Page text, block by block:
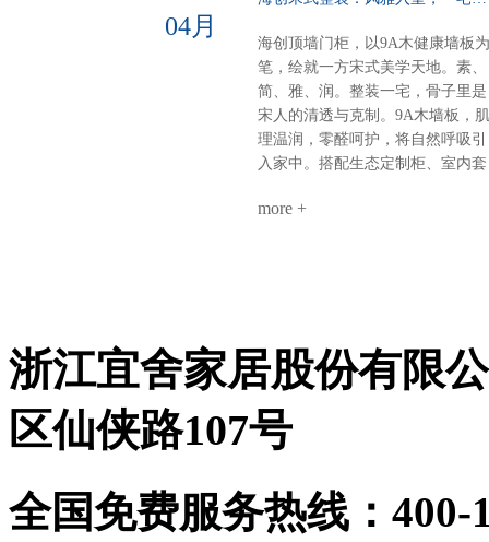
间 × 开放式书房圆弧转角，悬浮轻
盈，一个转身，阅读、观影、换衣
全搞定。沙发背景+蜂窝大板：安
的高级感平整墙面+顶部大气大板
少即是多，静即是奢。一套海创，
搞定全屋。环保、省心、高颜值、
高利用。小户型，也能住出大写的
到真正懂整装的海创。
材守护成长麻将室 主卧：深色墙
配灯带，主卧木饰面+隐形门，动
分明关键词：沉稳、统一、仪式感
【风格B：奢石层次·极简艺术】客
餐厅：奢石背景墙+墙柜组合，9A
木墙板打底，生态柜嵌入侧边，视
整铺、无床头设计、同色不同质，
需定制，收纳无死角顶墙门柜同色
同工：从设计到安装，30天焕新理
04月
海创顶墙门柜，以9A木健康墙板为
笔，绘就一方宋式美学天地。素、
简、雅、润。整装一宅，骨子里是
宋人的清透与克制。9A木墙板，肌
理温润，零醛呵护，将自然呼吸引
入家中。搭配生态定制柜、室内套
天成。玄关：一折画屏，微光迎
色。茶室：半卷竹帘，一方茶席。
9A木墙板作底，枯木插花，心境如
风雅。木香与纸香交融，此处心安
是吾乡。·儿童房·男孩房与女孩房
蓝配色，几何块面勾勒童趣。整装
同系，健康守护，天真自有其色。
more +
浙江宜舍家居股份有限
区仙侠路107号
全国免费服务热线：400-